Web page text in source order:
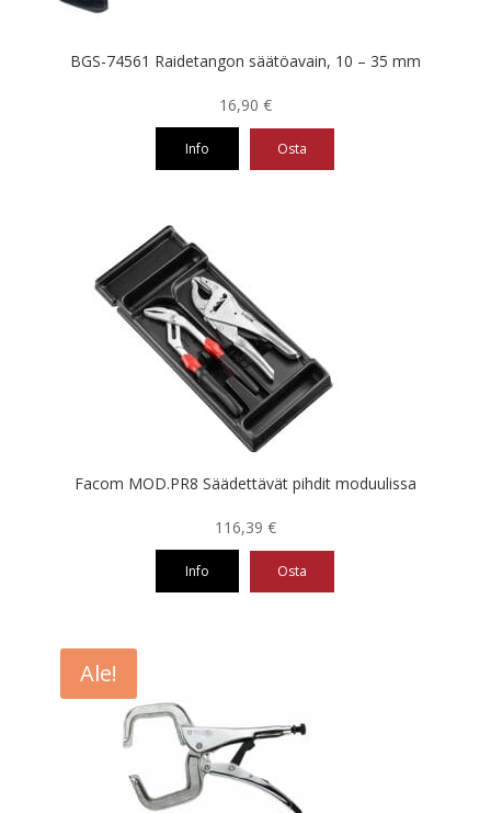
BGS-74561 Raidetangon säätöavain, 10 – 35 mm
16,90 €
Info Osta
Facom MOD.PR8 Säädettävät pihdit moduulissa
116,39 €
Info Osta
Ale!